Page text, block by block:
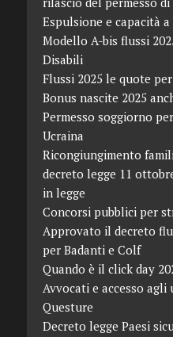
Espulsione e capacità
Modello A-bis flussi
Disabili
Flussi 2025 le quote
Bonus nascite 2025
Permesso soggiorno
Ucraina
Ricongiungimento
decreto legge 11
in legge
Concorsi pubblici per
Approvato il decreto
per Badanti e Colf
Quando è il click day
Avvocati e accesso
Questure
Decreto legge Paesi